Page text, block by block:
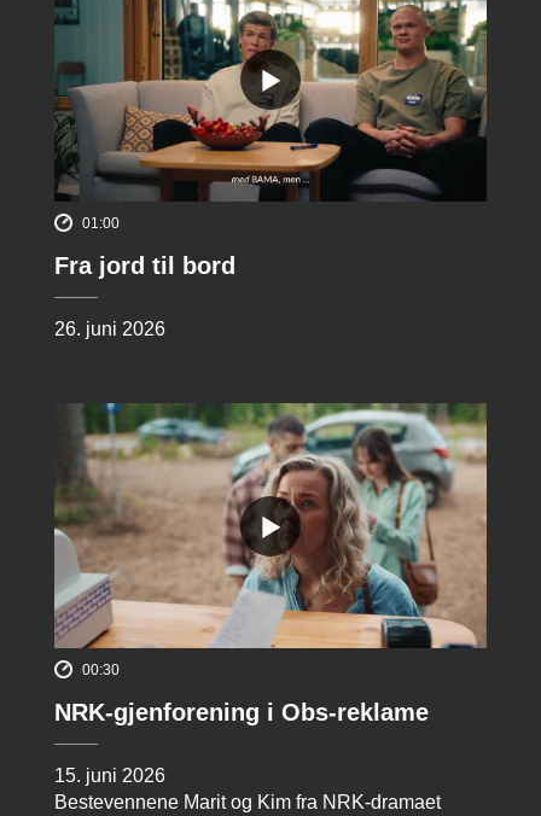
01:00
Fra jord til bord
26. juni 2026
00:30
NRK-gjenforening i Obs-reklame
15. juni 2026
Bestevennene Marit og Kim fra NRK-dramaet